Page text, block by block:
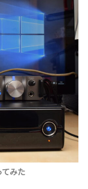
みた